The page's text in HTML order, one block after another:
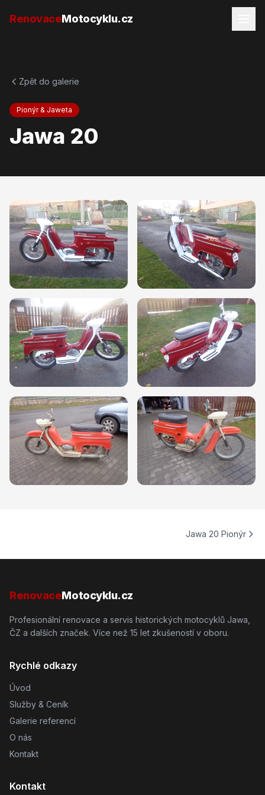
RenovaceMotocyklu.cz
Zpět do galerie
Pionýr & Jaweta
Jawa 20
Jawa 20 Pionýr
RenovaceMotocyklu.cz
Profesionální renovace a servis historických motocyklů Jawa,
ČZ a dalších značek. Více než 15 let zkušeností v oboru.
Rychlé odkazy
Úvod
Služby & Ceník
Galerie referencí
O nás
Kontakt
Kontakt